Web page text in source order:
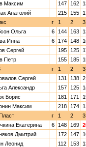
Максим
147 162
Анатолий
215 155
г 1 2
3
Ольга
6 144 163
Инна
6 174 148
Сергей
195 125
Петр
155 185
г 1 2
3
Сергей
131 138
Александр
157 125
Борис
181 171
Максим
218 174
г 1 2
3
Екатерина
6 148 169
Дмитрий
172 147
Леонид
112 153